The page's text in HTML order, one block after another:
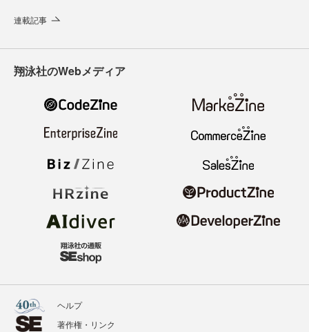
連載記事
翔泳社のWebメディア
ヘルプ
著作権・リンク